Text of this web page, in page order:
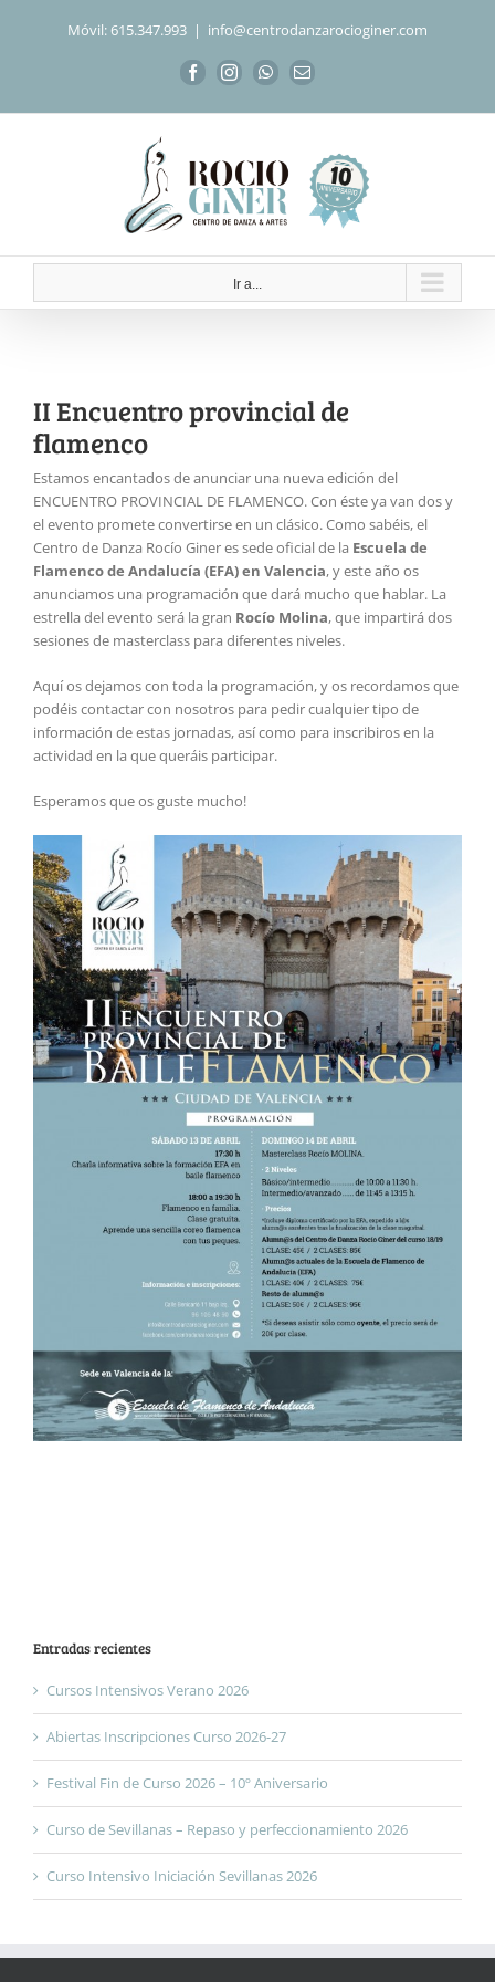
Móvil: 615.347.993 | info@centrodanzarocioginer.com
FacebookInstagramWhatsApp
Correo
Ir a...
II Encuentro provincial de
flamenco
Estamos encantados de anunciar una nueva edición del
ENCUENTRO PROVINCIAL DE FLAMENCO. Con éste ya van dos y
el evento promete convertirse en un clásico. Como sabéis, el
Centro de Danza Rocío Giner es sede oficial de la Escuela de
Flamenco de Andalucía (EFA) en Valencia, y este año os
anunciamos una programación que dará mucho que hablar. La
estrella del evento será la gran Rocío Molina, que impartirá dos
sesiones de masterclass para diferentes niveles.
Aquí os dejamos con toda la programación, y os recordamos que
podéis contactar con nosotros para pedir cualquier tipo de
información de estas jornadas, así como para inscribiros en la
actividad en la que queráis participar.
Esperamos que os guste mucho!
Entradas recientes
Cursos Intensivos Verano 2026
Abiertas Inscripciones Curso 2026-27
Festival Fin de Curso 2026 – 10º Aniversario
Curso de Sevillanas – Repaso y perfeccionamiento 2026
Curso Intensivo Iniciación Sevillanas 2026